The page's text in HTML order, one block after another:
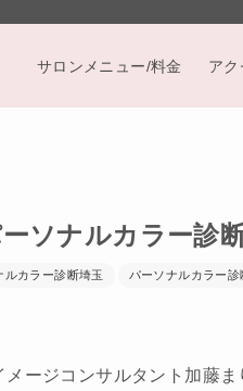
サロンメニュー/料金 ア
ソナルカラー診
ルカラー診断埼玉 パーソナルカラー診
ージコンサルタント加藤ま